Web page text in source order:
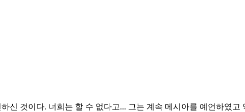
신 것이다. 너희는 할 수 없다고... 그는 계속 메시아를 예언하였